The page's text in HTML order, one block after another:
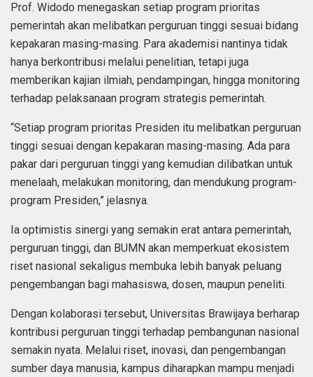
Prof. Widodo menegaskan setiap program prioritas
pemerintah akan melibatkan perguruan tinggi sesuai bidang
kepakaran masing-masing. Para akademisi nantinya tidak
hanya berkontribusi melalui penelitian, tetapi juga
memberikan kajian ilmiah, pendampingan, hingga monitoring
terhadap pelaksanaan program strategis pemerintah.
“Setiap program prioritas Presiden itu melibatkan perguruan
tinggi sesuai dengan kepakaran masing-masing. Ada para
pakar dari perguruan tinggi yang kemudian dilibatkan untuk
menelaah, melakukan monitoring, dan mendukung program-
program Presiden,” jelasnya.
Ia optimistis sinergi yang semakin erat antara pemerintah,
perguruan tinggi, dan BUMN akan memperkuat ekosistem
riset nasional sekaligus membuka lebih banyak peluang
pengembangan bagi mahasiswa, dosen, maupun peneliti.
Dengan kolaborasi tersebut, Universitas Brawijaya berharap
kontribusi perguruan tinggi terhadap pembangunan nasional
semakin nyata. Melalui riset, inovasi, dan pengembangan
sumber daya manusia, kampus diharapkan mampu menjadi